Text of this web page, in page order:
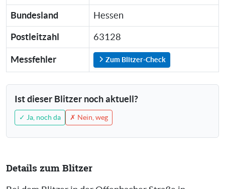
Bundesland Hessen
Postleitzahl 63128
Messfehler Zum Blitzer-Check
Ist dieser Blitzer noch aktuell?
✓ Ja, noch da ✗ Nein, weg
Details zum Blitzer